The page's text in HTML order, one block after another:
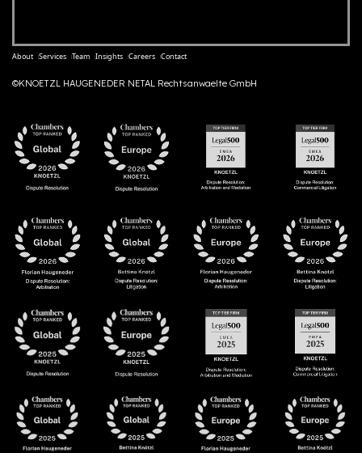
About Services Team Insights Careers Contact
©KNOETZL HAUGENEDER NETAL Rechtsanwaelte GmbH